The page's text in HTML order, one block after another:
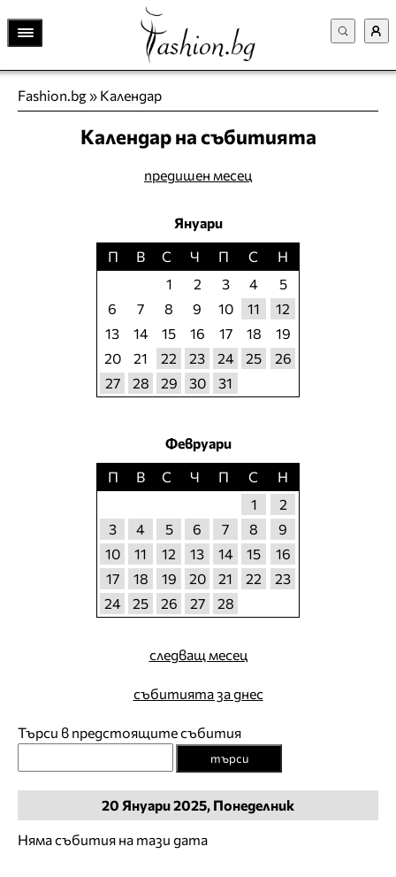
Fashion.bg» Календар
Календар на събитията
предишен месец
Януари
П
В С Ч П С
Н
1
2 3 4
5
6
7 8 9 10 11
12
13
14 15 16 17 18
19
20
21 22 23 24 25
26
27
28 29 30 31
Февруари
П
В С Ч П С
Н
1
2
3
4 5 6 7 8
9
10
11 12 13 14 15
16
17
18 19 20 21 22
23
24
25 26 27 28
следващ месец
събитията за днес
Търси в предстоящите събития
търси
20 Януари2025, Понеделник
Няма събития на тази дата